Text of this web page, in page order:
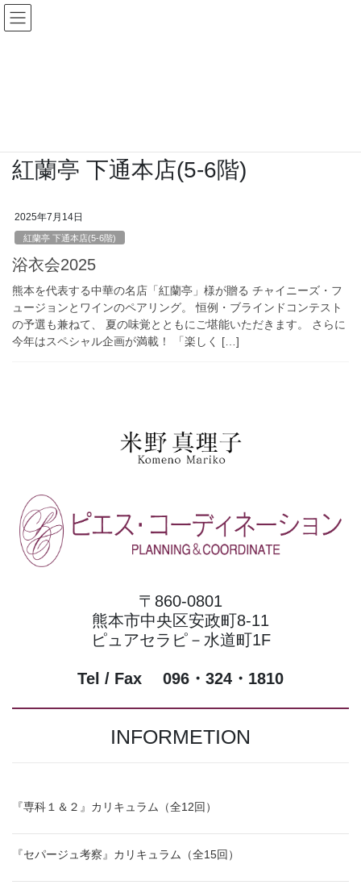
コ
ン
ナ
ビ
紅蘭亭 下通本店(5-6階)
2025年7月14日
紅蘭亭 下通本店(5-6階)
浴衣会2025
熊本を代表する中華の名店「紅蘭亭」様が贈る チャイニーズ・フ
ュージョンとワインのペアリング。 恒例・ブラインドコンテスト
の予選も兼ねて、 夏の味覚とともにご堪能いただきます。 さらに
今年はスペシャル企画が満載！ 「楽しく […]
〒860-0801
熊本市中央区安政町8-11
ピュアセラピ－水道町1F
Tel / Fax 096・324・1810
INFORMETION
『専科１＆２』カリキュラム（全12回）
『セパージュ考察』カリキュラム（全15回）